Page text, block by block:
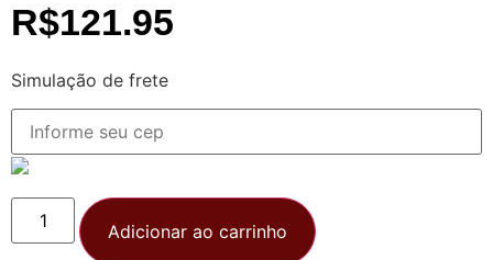
R$121.95
Simulação de frete
Adicionar ao carrinho